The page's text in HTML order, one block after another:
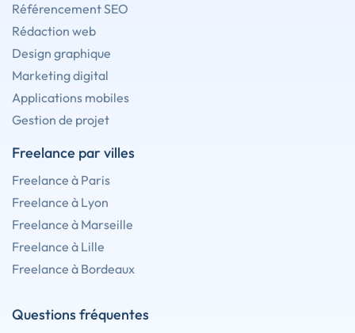
Référencement SEO
Rédaction web
Design graphique
Marketing digital
Applications mobiles
Gestion de projet
Freelance par villes
Freelance à Paris
Freelance à Lyon
Freelance à Marseille
Freelance à Lille
Freelance à Bordeaux
Questions fréquentes